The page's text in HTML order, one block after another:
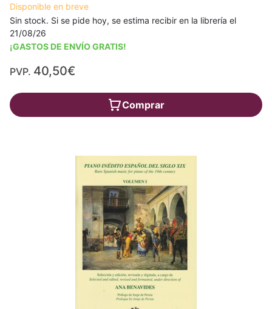
Disponible en breve
Sin stock. Si se pide hoy, se estima recibir en la librería el
21/08/26
¡GASTOS DE ENVÍO GRATIS!
PVP. 40,50€
Comprar